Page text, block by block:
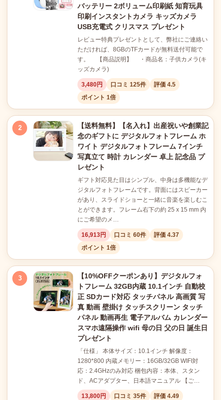
バッテリー 2ボリューム印刷紙 知育玩具
印刷インスタントカメラ キッズカメラ
USB充電式 クリスマス プレゼント
レビュー特典プレゼントとして、弊社にご連絡い
ただければ、8GBのTFカードが無料送付可能で
す。 【商品説明】 ・商品名：子供カメラ(キ
ッズカメラ)
3,480円 口コミ 125件
評価 4.5
ポイント 1倍
2
【送料無料】【名入れ】出産祝いや創業記
念のギフトに デジタルフォトフレーム ホ
ワイト デジタルフォトフレーム 7インチ
写真立て 時計 カレンダー 卓上 記念品 プ
レゼント
ギフト対応見た目はシンプル、中身は多機能なデ
ジタルフォトフレームです。背面にはスピーカー
があり、スライドショーと一緒に音楽を楽しむこ
とができます。フレーム右下の約 25 x 15 mm 内
にご希望のメ…
16,913円 口コミ 60件
評価 4.37
ポイント 1倍
3
【10%OFFクーポンあり】デジタルフォ
トフレーム 32GB内蔵 10.1インチ 自動校
正 SDカード対応 タッチパネル 高画質 写
真 動画 壁掛け タッチスクリーン タッチ
パネル 動画再生 電子アルバム カレンダー
スマホ遠隔操作 wifi 母の日 父の日 誕生日
プレゼント
「仕様」 本体サイズ：10.1インチ 解像度：
1280*800 内蔵メモリー：16GB/32GB WIFI対
応：2.4GHzのみ対応 梱包内容：本体、スタン
ド、ACアダプター、日本語マニュアル 【ご…
13,800円 口コミ 35件
評価 4.49